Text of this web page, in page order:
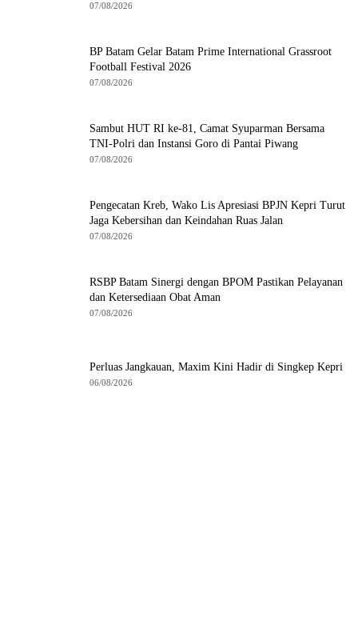
07/08/2026
BP Batam Gelar Batam Prime International Grassroot
Football Festival 2026
07/08/2026
Sambut HUT RI ke-81, Camat Syuparman Bersama
TNI-Polri dan Instansi Goro di Pantai Piwang
07/08/2026
Pengecatan Kreb, Wako Lis Apresiasi BPJN Kepri Turut
Jaga Kebersihan dan Keindahan Ruas Jalan
07/08/2026
RSBP Batam Sinergi dengan BPOM Pastikan Pelayanan
dan Ketersediaan Obat Aman
07/08/2026
Perluas Jangkauan, Maxim Kini Hadir di Singkep Kepri
06/08/2026